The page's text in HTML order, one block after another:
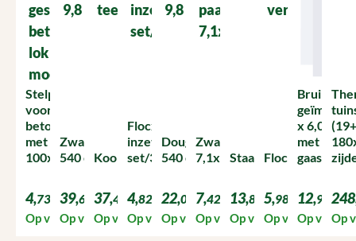
Stelplaat M16, geschikt
voor de
betonpoer/verandablok
met 2 losse moeren
100x100
4,73
Op voorraad
Zwart balk 4,4 x 9,8 cm
540 cm lang
39,68
Op voorraad
Koopmans zwarte teer
37,49
Op voorraad
Flocx
inzetverfhulpbakje
set/3ST
4,82
Op voorraad
Douglas balk 4,4 x 9,8 cm
540 cm lang
22,08
Op voorraad
Zwart paalornament bol
7,1x7,1
7,42
Op voorraad
Staartgrendel 400
13,88
Op voorraad
Flocx
5,98
Op voorraad
Bruin
x 6,0 cm
met
12,98
Op
Op